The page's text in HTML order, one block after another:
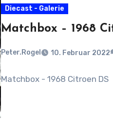
Diecast - Galerie
Matchbox – 1968
Peter.Rogel 10. Februar 2022
Matchbox - 1968 Citroen DS